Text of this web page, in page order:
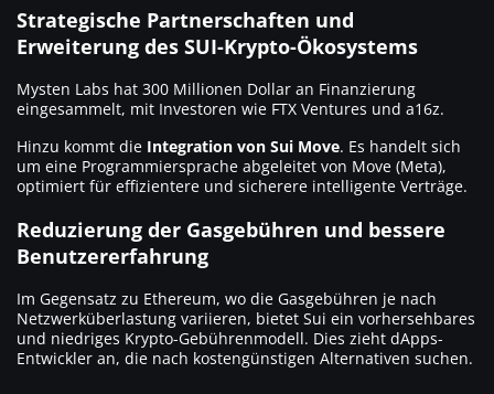
Strategische Partnerschaften und
Erweiterung des SUI-Krypto-Ökosystems
Mysten Labs hat 300 Millionen Dollar an Finanzierung
eingesammelt, mit Investoren wie FTX Ventures und a16z.
Hinzu kommt die Integration von Sui Move. Es handelt sich
um eine Programmiersprache abgeleitet von Move (Meta),
optimiert für effizientere und sicherere intelligente Verträge.
Reduzierung der Gasgebühren und bessere
Benutzererfahrung
Im Gegensatz zu Ethereum, wo die Gasgebühren je nach
Netzwerküberlastung variieren, bietet Sui ein vorhersehbares
und niedriges Krypto-Gebührenmodell. Dies zieht dApps-
Entwickler an, die nach kostengünstigen Alternativen suchen.